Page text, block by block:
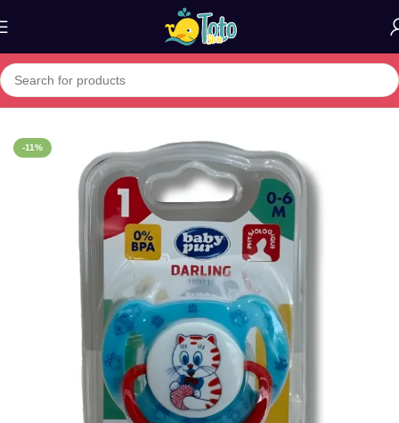
Home»Boutique»BABY OUR SUCETTE MAJESTY 1ERE AGE
-11%